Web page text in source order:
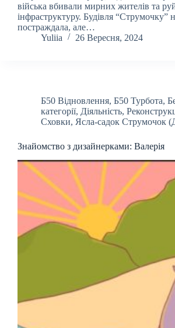
війська вбивали мирних жителів та
інфраструктуру. Будівля “Струмочку”
постраждала, але…
Yuliia
26 Вересня, 2024
Б50 Відновлення, Б50 Турбота,
категорії, Діяльність,
Сховки, Ясла-садок Струмочок
Знайомство з дизайнерками: Валерія